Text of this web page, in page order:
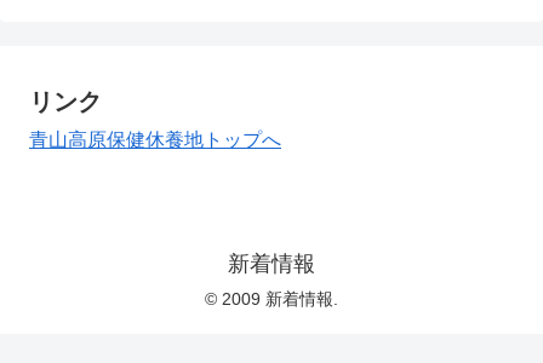
リンク
青山高原保健休養地トップへ
新着情報
© 2009 新着情報.